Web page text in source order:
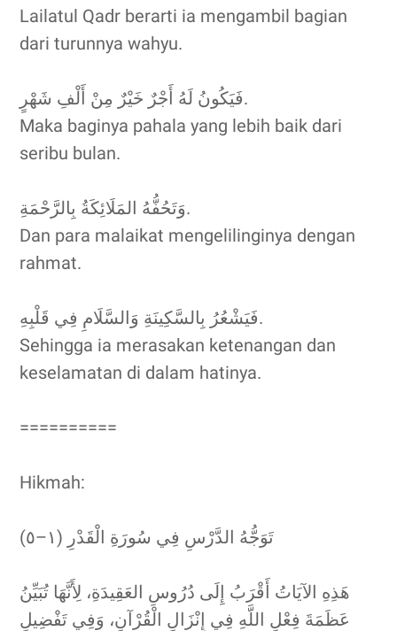
Lailatul Qadr berarti ia mengambil bagian
dari turunnya wahyu.
فَيَكُونُ لَهُ أَجْرٌ خَيْرٌ مِنْ أَلْفِ شَهْرٍ.
Maka baginya pahala yang lebih baik dari
seribu bulan.
وَتَحُفُّهُ المَلَائِكَةُ بِالرَّحْمَةِ.
Dan para malaikat mengelilinginya dengan
rahmat.
فَيَشْعُرُ بِالسَّكِينَةِ وَالسَّلَامِ فِي قَلْبِهِ.
Sehingga ia merasakan ketenangan dan
keselamatan di dalam hatinya.
==========
Hikmah:
تَوَجُّهُ الدَّرْسِ فِي سُورَةِ الْقَدْرِ (١–٥)
هَذِهِ الآيَاتُ أَقْرَبُ إِلَى دُرُوسِ العَقِيدَةِ، لِأَنَّهَا تُبَيِّنُ
عَظَمَةَ فِعْلِ اللَّهِ فِي إِنْزَالِ الْقُرْآنِ، وَفِي تَفْضِيلِ